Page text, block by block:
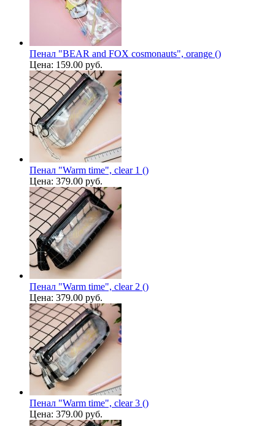
Пенал "BEAR and FOX cosmonauts", orange ()
Цена: 159.00 руб.
Пенал "Warm time", clear 1 ()
Цена: 379.00 руб.
Пенал "Warm time", clear 2 ()
Цена: 379.00 руб.
Пенал "Warm time", clear 3 ()
Цена: 379.00 руб.